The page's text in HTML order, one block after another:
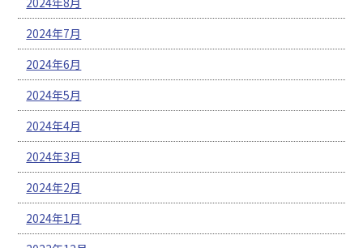
2024年7月
2024年6月
2024年5月
2024年4月
2024年3月
2024年2月
2024年1月